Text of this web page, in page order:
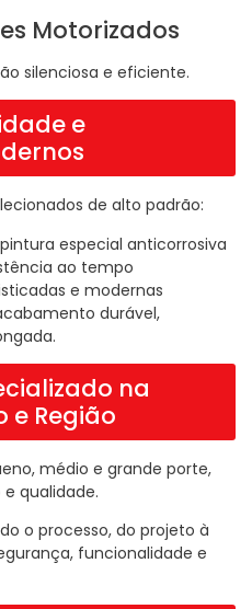
Motorizados
silenciosa e eficiente.
e
de alto padrão:
especial anticorrosiva
ao tempo
e modernas
durável,
na
e Região
médio e grande porte,
qualidade.
o processo, do projeto à
funcionalidade e